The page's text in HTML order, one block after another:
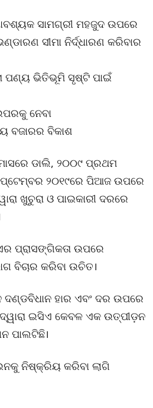
ସାମଗ୍ରୀ ମହଜୁଦ ଉପରେ
ସୀମା ନିର୍ଦ୍ଧାରଣ କରିବାର
ପଣ୍ୟ ଭିତିଭୂମି ସୃଷ୍ଟି ପାଇଁ
ନେବା
ବଜାରର ବିକାଶ
ଡାଲି, ୨୦୦୯ ପ୍ରଥମ
୨୦୧୯ରେ ପିଆଜ ଉପରେ
ଖୁଚୁରା ଓ ପାଇକାରୀ ଦରରେ
ପ୍ରାସଙ୍ଗିକତା ଉପରେ
ବିଚାର କରିବା ଉଚିତ।
ହାର ଏବଂ ଦର ଉପରେ
ଇସିଏ କେବଳ ଏକ ଉତ୍ପୀଡ଼ନ
ପାଲଟିଛି।
ନିଷ୍କ୍ରିୟ କରିବା ଲାଗି